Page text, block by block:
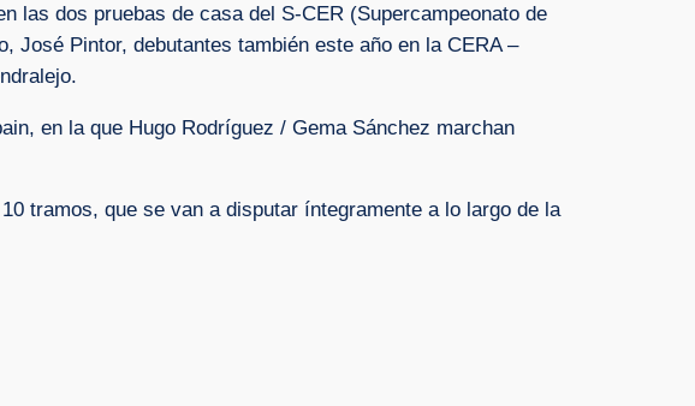
las dos pruebas de casa del S-CER (Supercampeonato de
José Pintor, debutantes también este año en la CERA –
en la que Hugo Rodríguez / Gema Sánchez marchan
tramos, que se van a disputar íntegramente a lo largo de la